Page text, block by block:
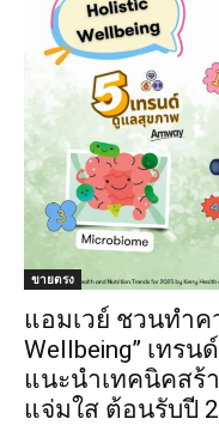
ขายตรง
แอมเวย์ ชวนทำค
Wellbeing” เทร
แนะนำเทคนิคสร้
แจ่มใส ต้อนรับปี